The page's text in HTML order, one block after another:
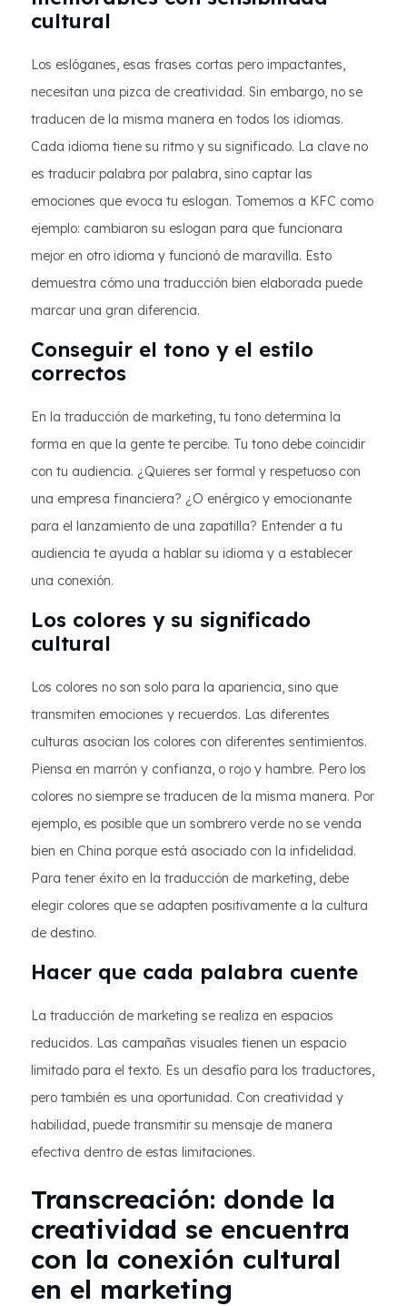
cultural
Los eslóganes, esas frases cortas pero impactantes,
necesitan una pizca de creatividad. Sin embargo, no se
traducen de la misma manera en todos los idiomas.
Cada idioma tiene su ritmo y su significado. La clave no
es traducir palabra por palabra, sino captar las
emociones que evoca tu eslogan. Tomemos a KFC como
ejemplo: cambiaron su eslogan para que funcionara
mejor en otro idioma y funcionó de maravilla. Esto
demuestra cómo una traducción bien elaborada puede
marcar una gran diferencia.
Conseguir el tono y el estilo
correctos
En la traducción de marketing, tu tono determina la
forma en que la gente te percibe. Tu tono debe coincidir
con tu audiencia. ¿Quieres ser formal y respetuoso con
una empresa financiera? ¿O enérgico y emocionante
para el lanzamiento de una zapatilla? Entender a tu
audiencia te ayuda a hablar su idioma y a establecer
una conexión.
Los colores y su significado
cultural
Los colores no son solo para la apariencia, sino que
transmiten emociones y recuerdos. Las diferentes
culturas asocian los colores con diferentes sentimientos.
Piensa en marrón y confianza, o rojo y hambre. Pero los
colores no siempre se traducen de la misma manera. Por
ejemplo, es posible que un sombrero verde no se venda
bien en China porque está asociado con la infidelidad.
Para tener éxito en la traducción de marketing, debe
elegir colores que se adapten positivamente a la cultura
de destino.
Hacer que cada palabra cuente
La traducción de marketing se realiza en espacios
reducidos. Las campañas visuales tienen un espacio
limitado para el texto. Es un desafío para los traductores,
pero también es una oportunidad. Con creatividad y
habilidad, puede transmitir su mensaje de manera
efectiva dentro de estas limitaciones.
Transcreación: donde la
creatividad se encuentra
con la conexión cultural
en el marketing